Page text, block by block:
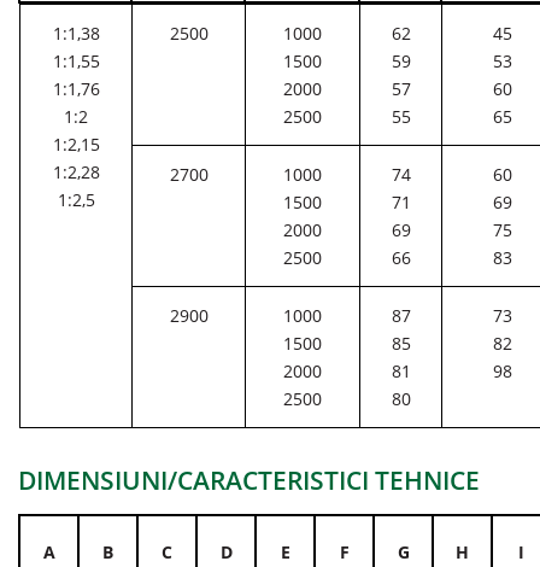
1:1,38
1:1,55
1:1,76
1:2
1:2,15
1:2,28
1:2,5
2500
1000
1500
2000
2500
62
59
57
55
45
53
60
65
2700
1000
1500
2000
2500
74
71
69
66
60
69
75
83
2900
1000
1500
2000
2500
87
85
81
80
73
82
98
DIMENSIUNI/CARACTERISTICI TEHNICE
A
B
C
D
E
F
G
H
I